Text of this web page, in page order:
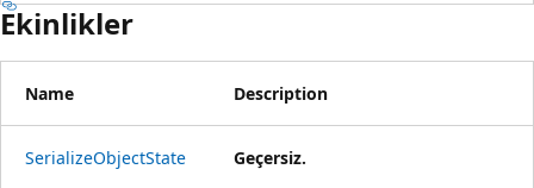
Ekinlikler
Name Description
SerializeObjectState
Geçersiz.